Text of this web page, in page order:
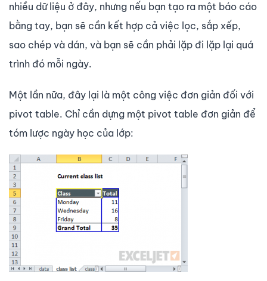
nhiều dữ liệu ở đây, nhưng nếu bạn tạo ra một báo cáo
bằng tay, bạn sẽ cần kết hợp cả việc lọc, sắp xếp,
sao chép và dán, và bạn sẽ cần phải lặp đi lặp lại quá
trình đó mỗi ngày.
Một lần nữa, đây lại là một công việc đơn giản đối với
pivot table. Chỉ cần dựng một pivot table đơn giản để
tóm lược ngày học của lớp: